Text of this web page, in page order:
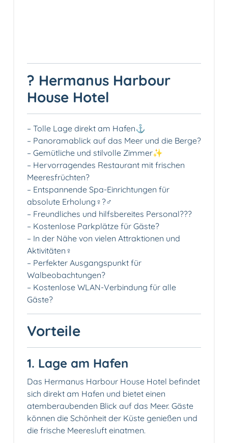
? Hermanus Harbour
House Hotel
– Tolle Lage direkt am Hafen⚓️
– Panoramablick auf das Meer und die Berge?
– Gemütliche und stilvolle Zimmer✨
– Hervorragendes Restaurant mit frischen
Meeresfrüchten?️
– Entspannende Spa-Einrichtungen für
absolute Erholung‍♀️?‍♂️
– Freundliches und hilfsbereites Personal‍??‍?
– Kostenlose Parkplätze für Gäste️?
– In der Nähe von vielen Attraktionen und
Aktivitäten‍♀️
– Perfekter Ausgangspunkt für
Walbeobachtungen?
– Kostenlose WLAN-Verbindung für alle
Gäste?
Vorteile
1. Lage am Hafen
Das Hermanus Harbour House Hotel befindet
sich direkt am Hafen und bietet einen
atemberaubenden Blick auf das Meer. Gäste
können die Schönheit der Küste genießen und
die frische Meeresluft einatmen.